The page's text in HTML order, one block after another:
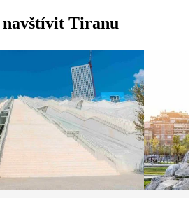
navštívit Tiranu